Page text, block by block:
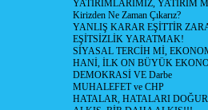
YATIRIMLARIMIZ, YATIRIM
Kirizden Ne Zaman Çıkarız?
YANLIŞ KARAR EŞİTTİR
EŞİTSİZLİK YARATMAK!
SİYASAL TERCİH Mİ,
HANİ, İLK ON BÜYÜK
DEMOKRASİ VE Darbe
MUHALEFET ve CHP
HATALAR, HATALARI